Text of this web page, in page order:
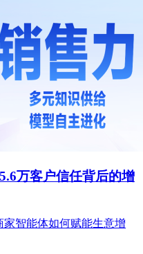
万客户信任背后的增
家智能体如何赋能生意增